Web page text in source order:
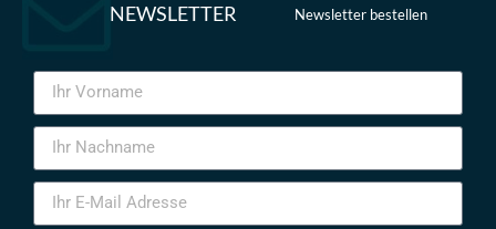
NEWSLETTER Newsletter bestellen